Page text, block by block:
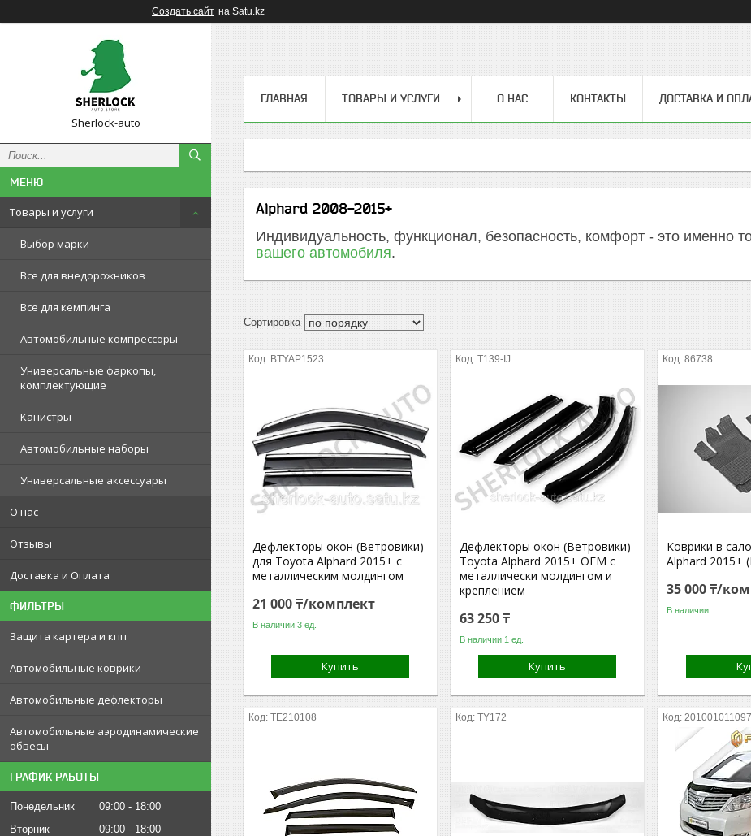
Создать сайт на Satu.kz
Sherlock-auto
Товары и услуги
Выбор марки
Все для внедорожников
Все для кемпинга
Автомобильные компрессоры
Универсальные фаркопы,
комплектующие
Канистры
Автомобильные наборы
Универсальные аксессуары
О нас
Отзывы
Доставка и Оплата
ФИЛЬТРЫ
Защита картера и кпп
Автомобильные коврики
Автомобильные дефлекторы
Автомобильные аэродинамические
обвесы
ГРАФИК РАБОТЫ
Понедельник 09:00
18:00
Вторник
09:00
18:00
ГЛАВНАЯ ТОВАРЫ И УСЛУГИ О НАС КОНТАКТЫ ДОСТАВКА И
Alphard 2008-2015+
Индивидуальность, функционал, безопасность, комфорт - это именно
вашего автомобиля.
BTYAP1523
Дефлекторы окон (Ветровики)
для Toyota Alphard 2015+ с
металлическим молдингом
21 000 ₸/комплект
В наличии 3 ед.
Купить
T139-IJ
Дефлекторы окон (Ветровики)
Toyota Alphard 2015+ OEM с
металлически молдингом и
креплением
63 250 ₸
В наличии 1 ед.
Купить
86738
Коврики в
Alphard 2015+
35 000 ₸/
В наличии
TE210108 TY172